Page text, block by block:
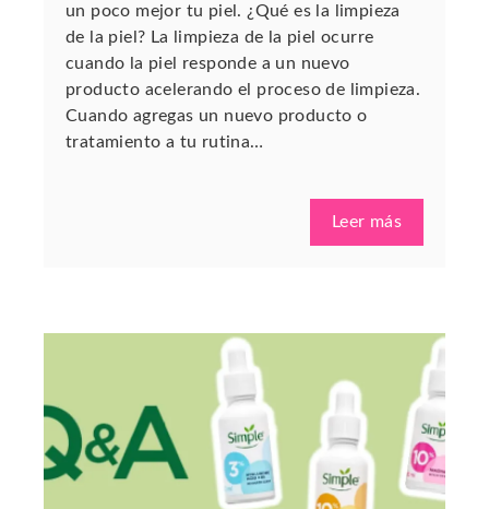
un poco mejor tu piel. ¿Qué es la limpieza
de la piel? La limpieza de la piel ocurre
cuando la piel responde a un nuevo
producto acelerando el proceso de limpieza.
Cuando agregas un nuevo producto o
tratamiento a tu rutina…
Leer más